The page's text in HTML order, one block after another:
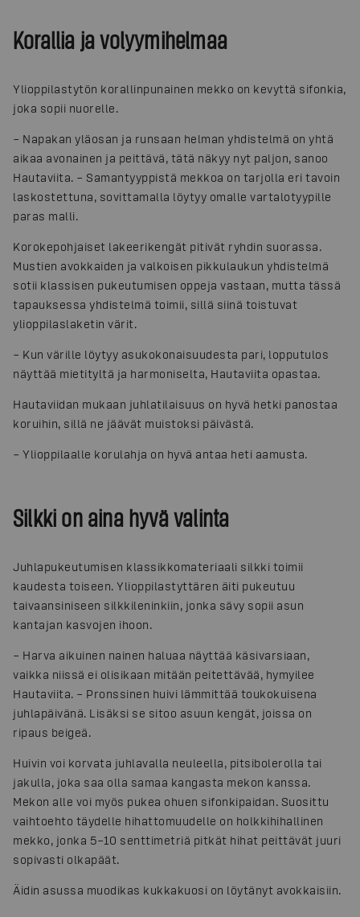
Korallia ja volyymihelmaa
Ylioppilastytön korallinpunainen mekko on kevyttä sifonkia,
joka sopii nuorelle.
– Napakan yläosan ja runsaan helman yhdistelmä on yhtä
aikaa avonainen ja peittävä, tätä näkyy nyt paljon, sanoo
Hautaviita. – Samantyyppistä mekkoa on tarjolla eri tavoin
laskostettuna, sovittamalla löytyy omalle vartalotyypille
paras malli.
Korokepohjaiset lakeerikengät pitivät ryhdin suorassa.
Mustien avokkaiden ja valkoisen pikkulaukun yhdistelmä
sotii klassisen pukeutumisen oppeja vastaan, mutta tässä
tapauksessa yhdistelmä toimii, sillä siinä toistuvat
ylioppilaslaketin värit.
– Kun värille löytyy asukokonaisuudesta pari, lopputulos
näyttää mietityltä ja harmoniselta, Hautaviita opastaa.
Hautaviidan mukaan juhlatilaisuus on hyvä hetki panostaa
koruihin, sillä ne jäävät muistoksi päivästä.
– Ylioppilaalle korulahja on hyvä antaa heti aamusta.
Silkki on aina hyvä valinta
Juhlapukeutumisen klassikkomateriaali silkki toimii
kaudesta toiseen. Ylioppilastyttären äiti pukeutuu
taivaansiniseen silkkileninkiin, jonka sävy sopii asun
kantajan kasvojen ihoon.
– Harva aikuinen nainen haluaa näyttää käsivarsiaan,
vaikka niissä ei olisikaan mitään peitettävää, hymyilee
Hautaviita. – Pronssinen huivi lämmittää toukokuisena
juhlapäivänä. Lisäksi se sitoo asuun kengät, joissa on
ripaus beigeä.
Huivin voi korvata juhlavalla neuleella, pitsibolerolla tai
jakulla, joka saa olla samaa kangasta mekon kanssa.
Mekon alle voi myös pukea ohuen sifonkipaidan. Suosittu
vaihtoehto täydelle hihattomuudelle on holkkihihallinen
mekko, jonka 5–10 senttimetriä pitkät hihat peittävät juuri
sopivasti olkapäät.
Äidin asussa muodikas kukkakuosi on löytänyt avokkaisiin.